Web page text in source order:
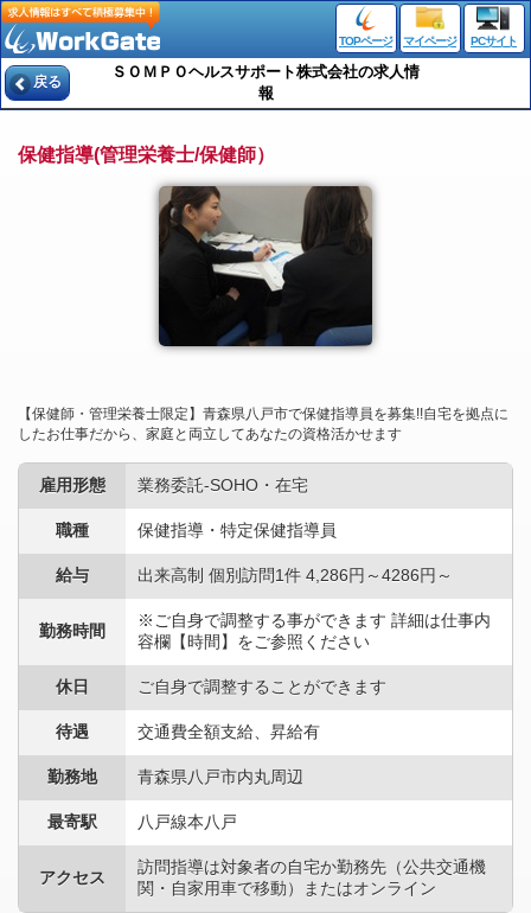
TOPページ マイページ PCサイト
戻る
ＳＯＭＰＯヘルスサポート株式会社の求人情
報
保健指導(管理栄養士/保健師）
【保健師・管理栄養士限定】青森県八戸市で保健指導員を募集!!自宅を拠点に
したお仕事だから、家庭と両立してあなたの資格活かせます
雇用形態 業務委託-SOHO・在宅
職種 保健指導・特定保健指導員
給与 出来高制 個別訪問1件 4,286円～4286円～
勤務時間
※ご自身で調整する事ができます 詳細は仕事内
容欄【時間】をご参照ください
休日 ご自身で調整することができます
待遇 交通費全額支給、昇給有
勤務地 青森県八戸市内丸周辺
最寄駅 八戸線本八戸
アクセス
訪問指導は対象者の自宅か勤務先（公共交通機
関・自家用車で移動）またはオンライン